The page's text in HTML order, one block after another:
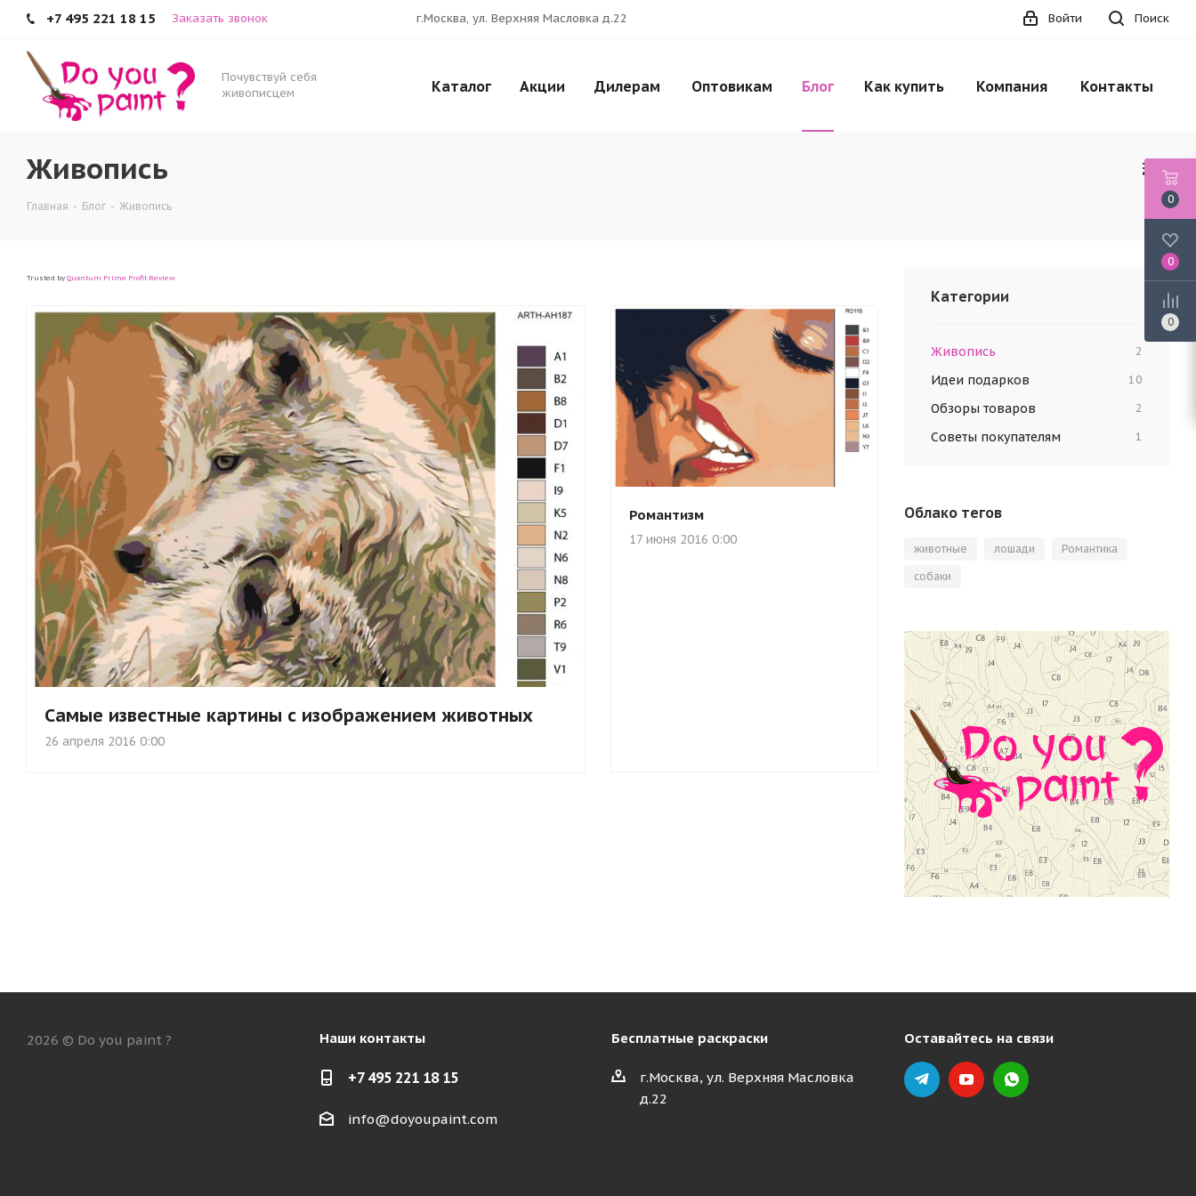
+7 495 221 18 15 Заказать звонок г.Москва, ул. Верхняя Масловка д.22 Поиск
Войти
Почувствуй себя
живописцем
Каталог Акции Дилерам Оптовикам Блог Как купить Компания Контакты
Живопись
Главная - Блог - Живопись
Trusted by Quantum Prime Profit Review
Самые известные картины с изображением животных
26 апреля 2016 0:00
Романтизм
17 июня 2016 0:00
Категории
Живопись 2
Идеи подарков 10
Обзоры товаров 2
Советы покупателям 1
Облако тегов
животные лошади Романтика
собаки
2026 © Do you paint ? Наши контакты Бесплатные раскраски
+7 495 221 18 15
info@doyoupaint.com
г.Москва, ул. Верхняя Масловка
д.22
Оставайтесь на связи
0
0
0